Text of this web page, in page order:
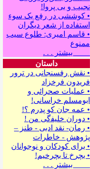
ﻧﺠﻴﺐ ﻭ ﺑﻰ ﭘﺮﻭﺍ!
• کوششی در رفع یک سوء
استفاده از شعر دیگران
• قاسم امیری: طلوع سیب
ممنوع
بیشتر . . .
داستان
• نقش رفسنجانی در ترور
فریدون فرخزاد
• عملیات صحرائی و
ابومسلم خراسانی!
• ﻋﻤﻪ ﺟﺎﻥ ﻛﻮ ﭘﺪﺭﻡ ؟!
• ﺩﻭﺭﺍﻥ ﺧﻠﻴﻔگی ﻣﻦ !
• رمان- نقد ادبی - طنز –
پژوهش - خاطرات
• ﺑﺮﺍﻯ ﻛﻮﺩﻛﺎﻥ ﻭ ﻧﻮﺟﻮﺍﻧﺎﻥ
• بچرخ تا بچرخیم!
بیشتر . . .